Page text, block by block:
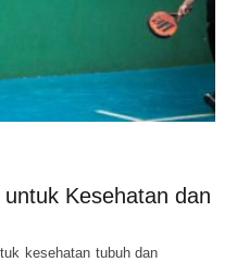
Kesehatan dan
kesehatan tubuh dan